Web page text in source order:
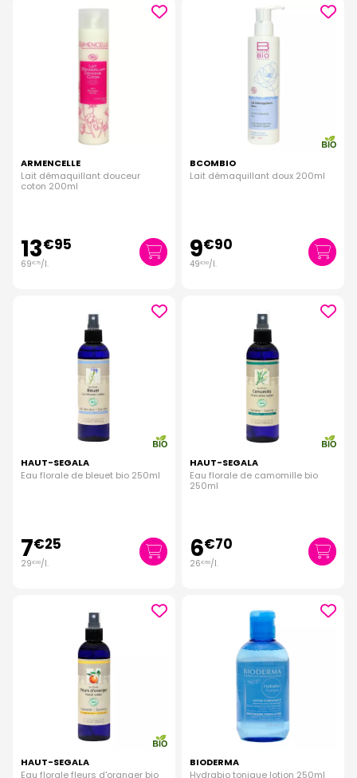
ARMENCELLE
Lait démaquillant douceur
coton 200ml
13€95
69€75/l.
BCOMBIO
Lait démaquillant doux 200ml
9€90
49€50/l.
HAUT-SEGALA
Eau florale de bleuet bio 250ml
7€25
29€00/l.
HAUT-SEGALA
Eau florale de camomille bio
250ml
6€70
26€80/l.
HAUT-SEGALA
Eau florale fleurs d'oranger bio
BIODERMA
Hydrabio tonique lotion 250ml